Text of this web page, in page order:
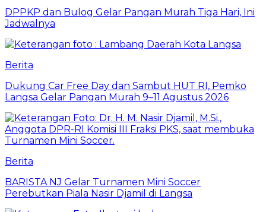
DPPKP dan Bulog Gelar Pangan Murah Tiga Hari, Ini
Jadwalnya
Berita
Dukung Car Free Day dan Sambut HUT RI, Pemko
Langsa Gelar Pangan Murah 9–11 Agustus 2026
Berita
BARISTA NJ Gelar Turnamen Mini Soccer
Perebutkan Piala Nasir Djamil di Langsa